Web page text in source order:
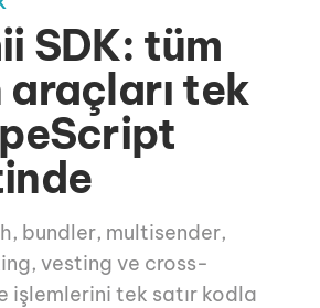
SDK: tüm
tek
bundler, multisender,
vesting ve cross-
işlemlerini tek satır kodla